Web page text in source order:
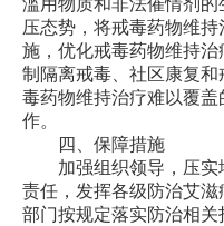
压态势，将戒毒药物维
施，优化戒毒药物维持
制隔离戒毒、社区康复
毒药物维持治疗难以覆
作。
四、保障措施
加强组织领导，压
责任，发挥各级防治艾
部门按规定落实防治相